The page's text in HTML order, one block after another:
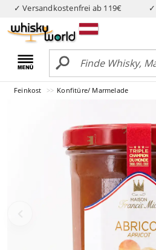
✓ Versandkostenfrei ab 119€
Feinkost Konfitüre/ Marmelade